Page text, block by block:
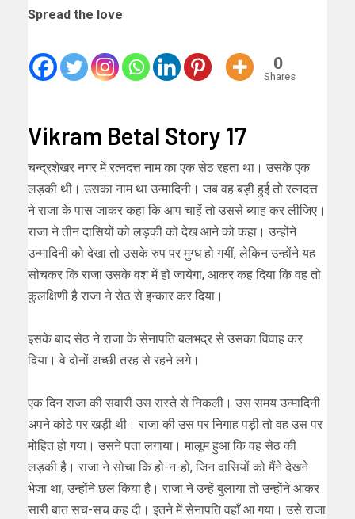
Spread the love
0
Shares
Vikram Betal Story 17
चन्द्रशेखर नगर में रत्नदत्त नाम का एक सेठ रहता था। उसके एक
लड़की थी। उसका नाम था उन्मादिनी। जब वह बड़ी हुई तो रत्नदत्त
ने राजा के पास जाकर कहा कि आप चाहें तो उससे ब्याह कर लीजिए।
राजा ने तीन दासियों को लड़की को देख आने को कहा। उन्होंने
उन्मादिनी को देखा तो उसके रुप पर मुग्ध हो गयीं, लेकिन उन्होंने यह
सोचकर कि राजा उसके वश में हो जायेगा, आकर कह दिया कि वह तो
कुलक्षिणी है राजा ने सेठ से इन्कार कर दिया।
इसके बाद सेठ ने राजा के सेनापति बलभद्र से उसका विवाह कर
दिया। वे दोनों अच्छी तरह से रहने लगे।
एक दिन राजा की सवारी उस रास्ते से निकली। उस समय उन्मादिनी
अपने कोठे पर खड़ी थी। राजा की उस पर निगाह पड़ी तो वह उस पर
मोहित हो गया। उसने पता लगाया। मालूम हुआ कि वह सेठ की
लड़की है। राजा ने सोचा कि हो-न-हो, जिन दासियों को मैंने देखने
भेजा था, उन्होंने छल किया है। राजा ने उन्हें बुलाया तो उन्होंने आकर
सारी बात सच-सच कह दी। इतने में सेनापति वहाँ आ गया। उसे राजा